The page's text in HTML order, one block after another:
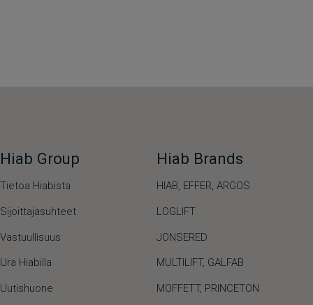
Hiab Group
Tietoa Hiabista
Sijoittajasuhteet
Vastuullisuus
Ura Hiabilla
Uutishuone
Hiab Brands
HIAB, EFFER, ARGOS
LOGLIFT
JONSERED
MULTILIFT, GALFAB
MOFFETT, PRINCETON